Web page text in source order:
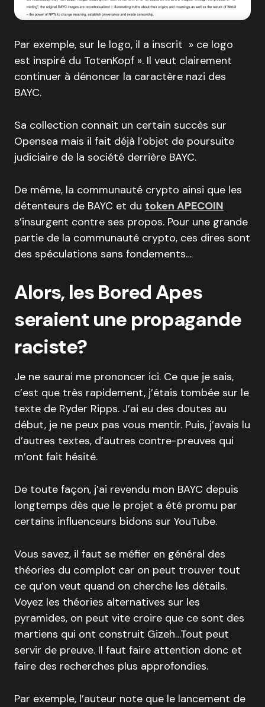
Par exemple, sur le logo, il a inscrit » ce logo
est inspiré du TotenKopf ». Il veut clairement
continuer à dénoncer la caractère nazi des
BAYC.
Sa collection connait un certain succès sur
Opensea mais il fait déjà l’objet de poursuite
judiciaire de la société derrière BAYC.
De même, la communauté crypto ainsi que les
détenteurs de BAYC et du token APECOIN
s’insurgent contre ses propos. Pour une grande
partie de la communauté crypto, ces dires sont
des spéculations sans fondements…
Alors, les Bored Apes
seraient une propagande
raciste?
Je ne saurai me prononcer ici. Ce que je sais,
c’est que très rapidement, j’étais tombée sur le
texte de Ryder Ripps. J’ai eu des doutes au
début, je ne peux pas vous mentir. Puis, j’avais lu
d’autres textes, d’autres contre-preuves qui
m’ont fait hésité.
De toute façon, j’ai revendu mon BAYC depuis
longtemps dès que le projet a été promu par
certains influenceurs bidons sur YouTube.
Vous savez, il faut se méfier en général des
théories du complot car on peut trouver tout
ce qu’on veut quand on cherche les détails.
Voyez les théories alternatives sur les
pyramides, on peut vite croire que ce sont des
martiens qui ont construit Gizeh…Tout peut
servir de preuve. Il faut faire attention donc et
faire des recherches plus approfondies.
Par exemple, l’auteur note que le lancement de